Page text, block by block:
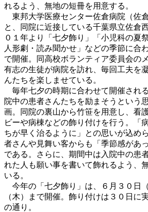
れるよう、無地の短冊を用意する。
東邦大学医療センター佐倉病院（佐
と、同院に近接している千葉県立佐倉
０１年より「七夕飾り」「小児科の夏
人形劇・読み聞かせ」などの季節に合
で開催。同高校ボランティア委員会の
有志の生徒が病院を訪れ、毎回工夫を
んたちを楽しませている。
毎年七夕の時期に合わせて開催され
院中の患者さんたちを励まそうという
画。同院の裏山から竹笹を用意し、看
ビーや病棟などの飾り付けを行う。「
ちが早く治るように」との思いが込め
者さんや見舞い客からも「季節感があ
である。さらに、期間中は入院中の患
れた人も願い事を書いて飾れるよう、
いる。
今年の「七夕飾り」は、６月３０日
（木）まで開催。飾り付けは３０日に
の通り。